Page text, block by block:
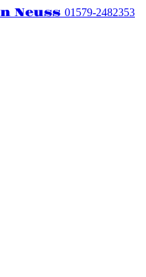
Neuss 01579-2482353